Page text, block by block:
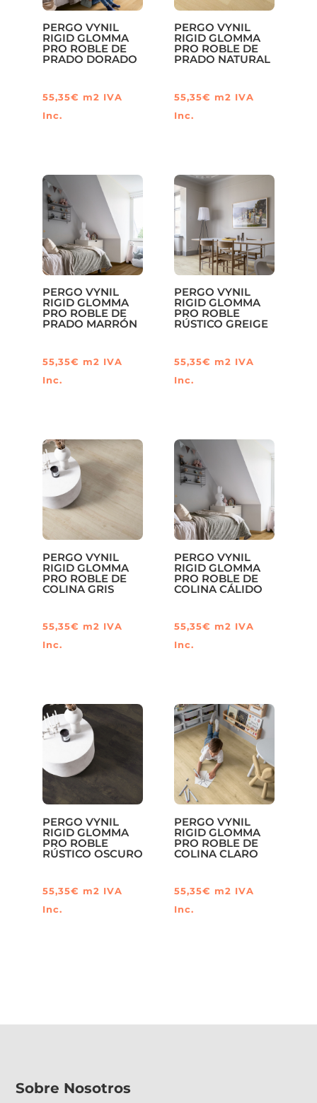
PERGO VYNIL
RIGID GLOMMA
PRO ROBLE DE
PRADO DORADO
55,35€ m2 IVA
Inc.
PERGO VYNIL
RIGID GLOMMA
PRO ROBLE DE
PRADO NATURAL
55,35€ m2 IVA
Inc.
PERGO VYNIL
RIGID GLOMMA
PRO ROBLE DE
PRADO MARRÓN
55,35€ m2 IVA
Inc.
PERGO VYNIL
RIGID GLOMMA
PRO ROBLE
RÚSTICO GREIGE
55,35€ m2 IVA
Inc.
PERGO VYNIL
RIGID GLOMMA
PRO ROBLE DE
COLINA GRIS
55,35€ m2 IVA
Inc.
PERGO VYNIL
RIGID GLOMMA
PRO ROBLE DE
COLINA CÁLIDO
55,35€ m2 IVA
Inc.
PERGO VYNIL
RIGID GLOMMA
PRO ROBLE
RÚSTICO OSCURO
55,35€ m2 IVA
Inc.
PERGO VYNIL
RIGID GLOMMA
PRO ROBLE DE
COLINA CLARO
55,35€ m2 IVA
Inc.
Sobre Nosotros